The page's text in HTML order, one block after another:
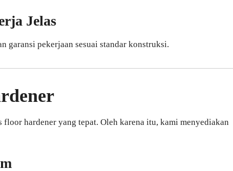
Jelas
garansi pekerjaan sesuai standar konstruksi.
hardener yang tepat. Oleh karena itu, kami menyediakan